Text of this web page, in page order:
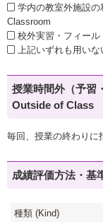
学内の教室外施設
Classroom
校外実習・フィー
上記いずれも用い
授業時間外（予習
Outside of Class
毎回、授業の終わりに
成績評価方法・基
種類 (Kind)